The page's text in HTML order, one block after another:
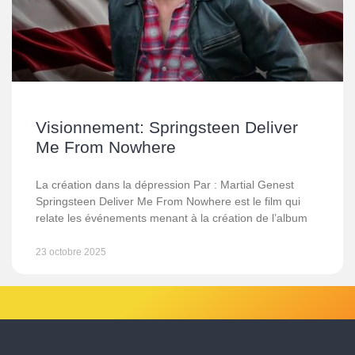
Visionnement: Springsteen Deliver
Me From Nowhere
La création dans la dépression Par : Martial Genest
Springsteen Deliver Me From Nowhere est le film qui
relate les événements menant à la création de l’album
23 octobre 2025